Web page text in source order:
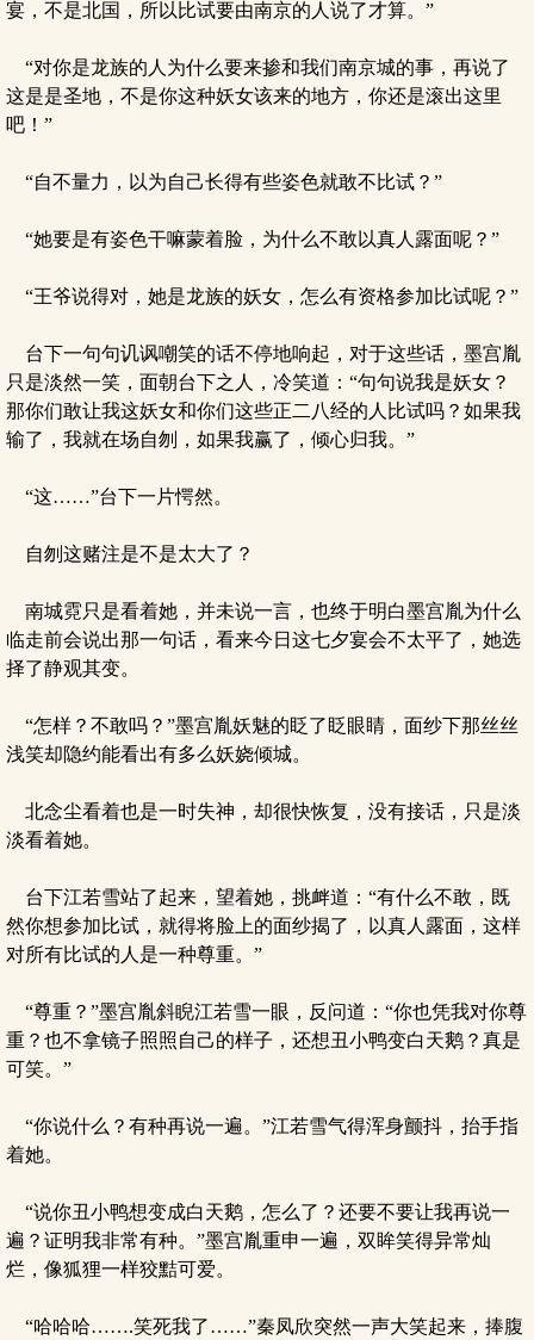
宴，不是北国，所以比试要由南京的人说了才算。”
“对你是龙族的人为什么要来掺和我们南京城的事，再说了
这是是圣地，不是你这种妖女该来的地方，你还是滚出这里
吧！”
“自不量力，以为自己长得有些姿色就敢不比试？”
“她要是有姿色干嘛蒙着脸，为什么不敢以真人露面呢？”
“王爷说得对，她是龙族的妖女，怎么有资格参加比试呢？”
台下一句句讥讽嘲笑的话不停地响起，对于这些话，墨宫胤
只是淡然一笑，面朝台下之人，冷笑道：“句句说我是妖女？
那你们敢让我这妖女和你们这些正二八经的人比试吗？如果我
输了，我就在场自刎，如果我赢了，倾心归我。”
“这……”台下一片愕然。
自刎这赌注是不是太大了？
南城霓只是看着她，并未说一言，也终于明白墨宫胤为什么
临走前会说出那一句话，看来今日这七夕宴会不太平了，她选
择了静观其变。
“怎样？不敢吗？”墨宫胤妖魅的眨了眨眼睛，面纱下那丝丝
浅笑却隐约能看出有多么妖娆倾城。
北念尘看着也是一时失神，却很快恢复，没有接话，只是淡
淡看着她。
台下江若雪站了起来，望着她，挑衅道：“有什么不敢，既
然你想参加比试，就得将脸上的面纱揭了，以真人露面，这样
对所有比试的人是一种尊重。”
“尊重？”墨宫胤斜睨江若雪一眼，反问道：“你也凭我对你尊
重？也不拿镜子照照自己的样子，还想丑小鸭变白天鹅？真是
可笑。”
“你说什么？有种再说一遍。”江若雪气得浑身颤抖，抬手指
着她。
“说你丑小鸭想变成白天鹅，怎么了？还要不要让我再说一
遍？证明我非常有种。”墨宫胤重申一遍，双眸笑得异常灿
烂，像狐狸一样狡黠可爱。
“哈哈哈…….笑死我了……”秦凤欣突然一声大笑起来，捧腹